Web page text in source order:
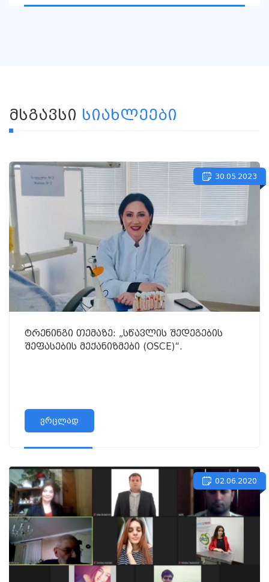
ᲛᲡᲒᲐᲕᲡᲘ ᲡᲘᲐᲮᲚᲔᲔᲑᲘ
30.05.2023
ტრენინგი თემაზე: „სწავლის შედეგების
შეფასების მექანიზმები (OSCE)“.
ვრცლად
02.06.2020